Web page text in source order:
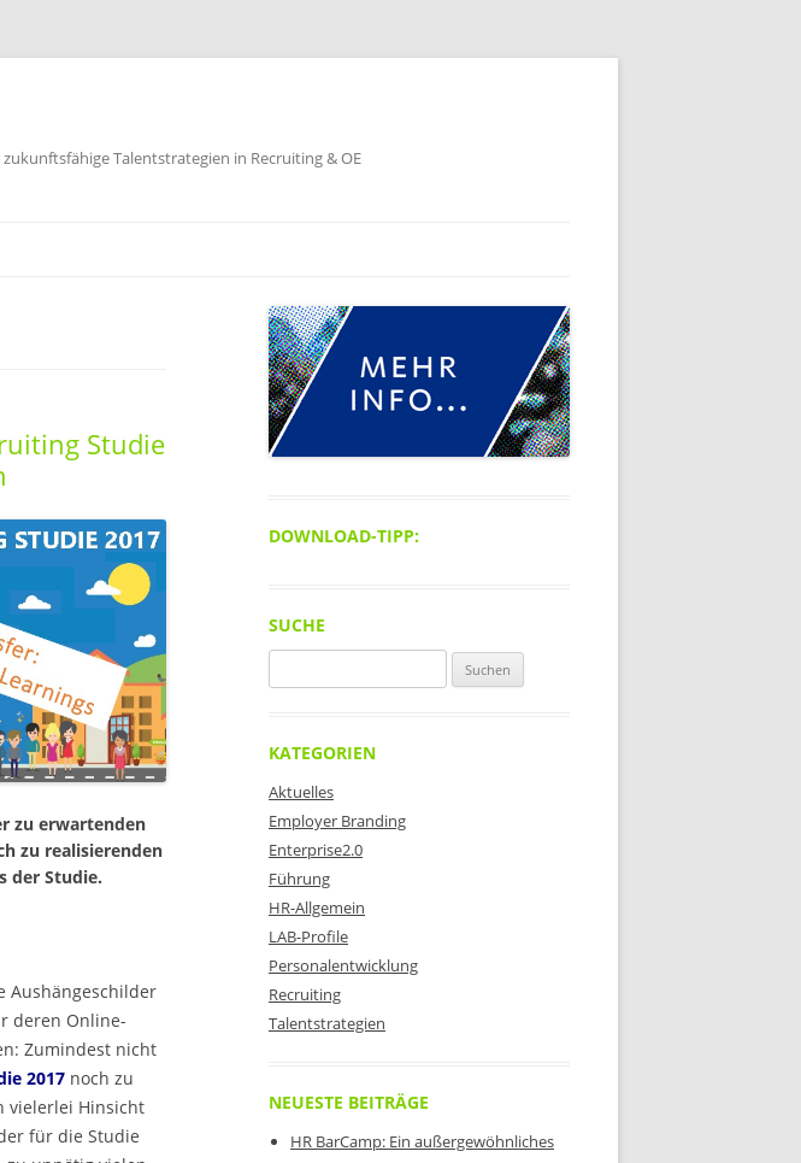
Talentstrategien in Recruiting & OE
Studie
zu erwartenden
zu realisierenden
der Studie.
Aushängeschilder
deren Online-
Zumindest nicht
2017 noch zu
vielerlei Hinsicht
für die Studie
DOWNLOAD-TIPP:
SUCHE
nach:
KATEGORIEN
Aktuelles
Employer Branding
Enterprise2.0
Führung
HR-Allgemein
LAB-Profile
Personalentwicklung
Recruiting
Talentstrategien
NEUESTE BEITRÄGE
HR BarCamp: Ein außergewöhnliches